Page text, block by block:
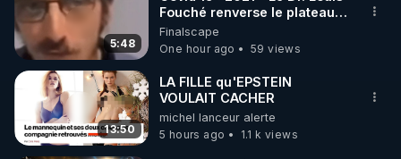
5:48
Fouché renverse le plateau
de CNews !
Finalscape
One hour ago
59 views
13:50
LA FILLE qu'EPSTEIN
VOULAIT CACHER
michel lanceur alerte
5 hours ago
1.1 k views